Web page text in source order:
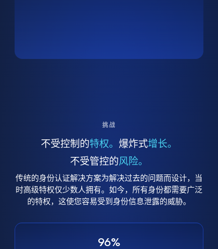
挑战
不受控制的特权。 爆炸式增长。
不受管控的风险。
传统的身份认证解决方案为解决过去的问题而设计，当
时高级特权仅少数人拥有。如今，所有身份都需要广泛
的特权，这使您容易受到身份信息泄露的威胁。
96%